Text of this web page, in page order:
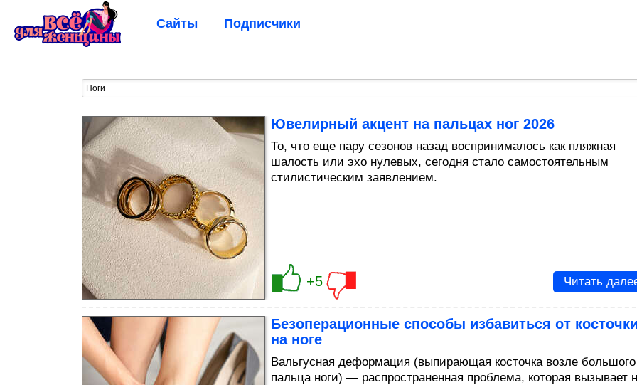
Сайты Подписчики
Ювелирный акцент на пальцах ног 2026
То, что еще пару сезонов назад воспринималось как пляжная
шалость или эхо нулевых, сегодня стало самостоятельным
стилистическим заявлением.
+5 Читать
Безоперационные способы избавиться от
на ноге
Вальгусная деформация (выпирающая косточка возле большого
пальца ноги) — распространенная проблема, которая вызывает